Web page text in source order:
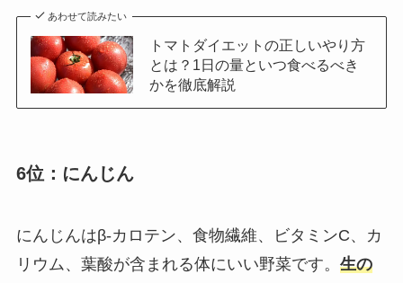
あわせて読みたい
トマトダイエットの正しいやり方
とは？1日の量といつ食べるべき
かを徹底解説
6位：にんじん
にんじんはβ-カロテン、食物繊維、ビタミンC、カ
リウム、葉酸が含まれる体にいい野菜です。 生の